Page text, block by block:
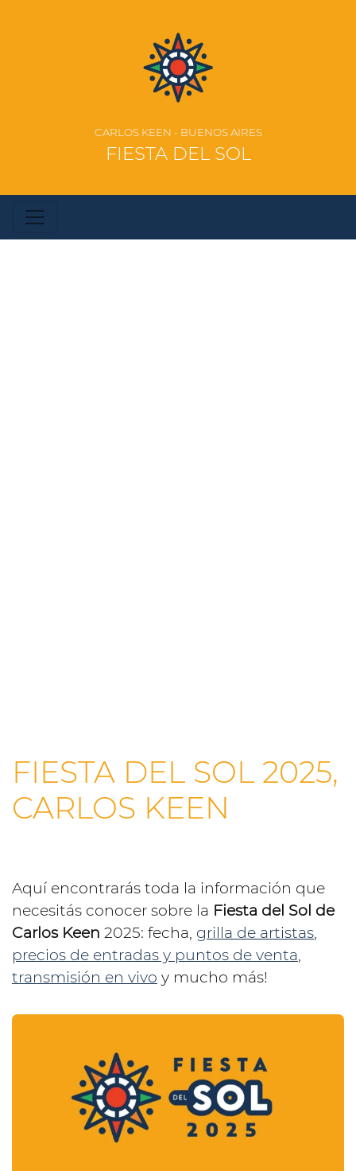
CARLOS KEEN - BUENOS AIRES
FIESTA DEL SOL
FIESTA DEL SOL 2025,
CARLOS KEEN
Aquí encontrarás toda la información que
necesitás conocer sobre la Fiesta del Sol de
Carlos Keen 2025: fecha, grilla de artistas,
precios de entradas y puntos de venta,
transmisión en vivo y mucho más!